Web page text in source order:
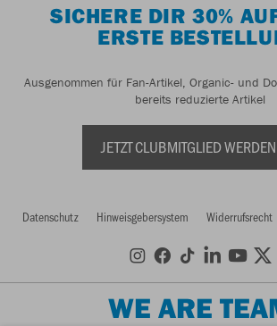
SICHERE DIR 30%
ERSTE
Ausgenommen für Fan-Artikel, Organic- und
bereits reduzierte Artikel
JETZT CLUBMITGLIED WERDEN
Datenschutz Hinweisgebersystem Widerrufsrecht
WE ARE